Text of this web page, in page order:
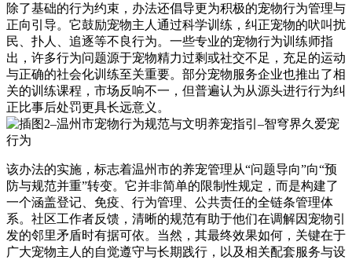
除了基础的行为约束，办法还倡导更为积极的宠物行为管理与
正向引导。它鼓励宠物主人通过科学训练，纠正宠物的吠叫扰
民、扑人、追逐等不良行为。一些专业的宠物行为训练师指
出，许多行为问题源于宠物精力过剩或社交不足，充足的运动
与正确的社会化训练至关重要。部分宠物服务企业也推出了相
关的训练课程，市场反响不一，但普遍认为从源头进行行为纠
正比事后处罚更具长远意义。
该办法的实施，标志着温州市的养宠管理从“问题导向”向“预
防与规范并重”转变。它并非简单的限制性规定，而是构建了
一个涵盖登记、免疫、行为管理、公共责任的全链条管理体
系。社区工作者反馈，清晰的规范有助于他们在调解因宠物引
发的邻里矛盾时有据可依。当然，其最终效果如何，关键在于
广大宠物主人的自觉遵守与长期践行，以及相关配套服务与设